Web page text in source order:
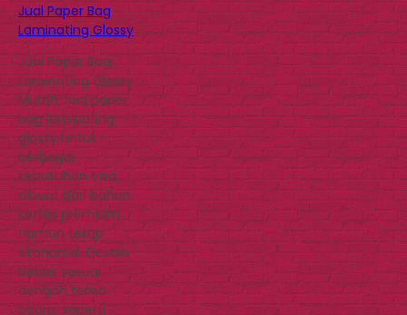
Jual Paper Bag
Laminating Glossy
Jual Paper Bag
Laminating Glossy
Murah Jual paper
bag laminating
glossy untuk
berbagai
kebutuhan bisa
dibuat dari bahan
kertas premium
namun tetap
ekonomis. Desain
bebas sesuai
dengan tema
acara, seperti